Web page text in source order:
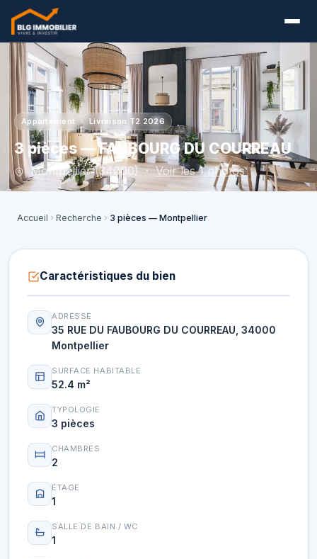
Appartement Livraison T2 2026
3 pièces — FAUBOURG DU COURREAU
Montpellier (34000) ·Voir les 1 photos
Accueil Recherche 3 pièces — Montpellier
Caractéristiques du bien
ADRESSE
35 RUE DU FAUBOURG DU COURREAU, 34000
Montpellier
SURFACE HABITABLE
52.4 m²
TYPOLOGIE
3 pièces
CHAMBRES
2
ÉTAGE
1
SALLE DE BAIN / WC
1